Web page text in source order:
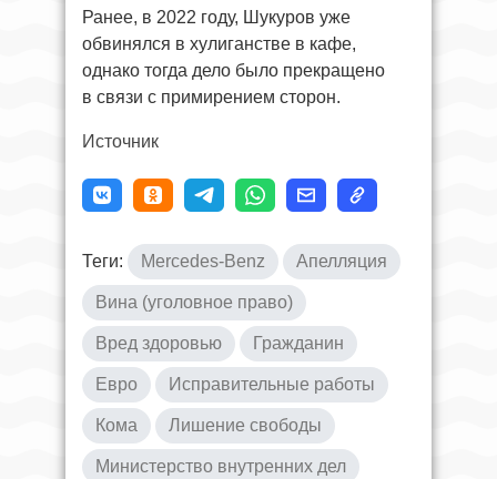
Ранее, в 2022 году, Шукуров уже
обвинялся в хулиганстве в кафе,
однако тогда дело было прекращено
в связи с примирением сторон.
Источник
Теги: Mercedes-Benz Апелляция
Вина (уголовное право)
Вред здоровью Гражданин
Евро Исправительные работы
Кома Лишение свободы
Министерство внутренних дел